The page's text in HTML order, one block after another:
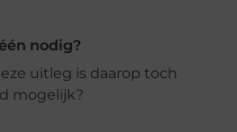
nodig?
uitleg is daarop toch
mogelijk?